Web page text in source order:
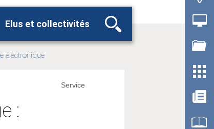
Elus et collectivités
Rechercher
électronique
:
Service